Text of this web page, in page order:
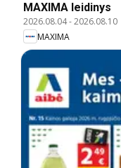
MAXIMA leidinys
2026.08.04-2026.08.10
MAXIMA